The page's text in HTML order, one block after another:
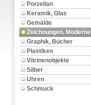
Porzellan
Keramik, Glas
Gemälde
Zeichnungen, Moderne
Graphik, Bücher
Plastiken
Vitrinenobjekte
Silber
Uhren
Schmuck